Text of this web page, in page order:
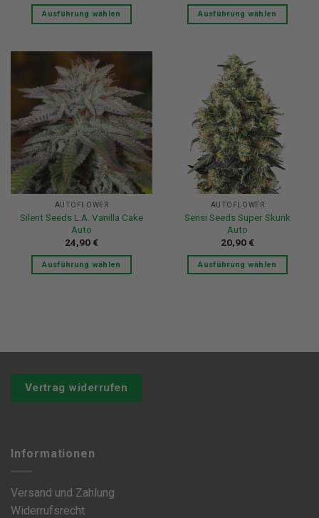
Ausführung wählen
weist
mehrere
Varianten
auf.
Die
Optionen
können
auf
der
Produktseite
gewählt
werden
Ausführung wählen
weist
mehrere
Varianten
auf.
Die
Optionen
können
auf
der
Produktseite
gewählt
werden
AUTOFLOWER
Silent Seeds L.A. Vanilla Cake
Auto
24,90 €
Ausführung wählen
auf.
Optionen
können
gewählt
AUTOFLOWER
Sensi Seeds Super Skunk
Auto
20,90 €
Ausführung wählen
auf.
Vertrag widerrufen
Informationen
Versand und Zahlung
Widerrufsrecht